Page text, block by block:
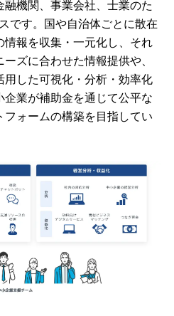
融機関、事業会社、士業のた
です。国や自治体ごとに散在
情報を収集・一元化し、それ
ズに合わせた情報提供や、
用した可視化・分析・効率化
業が補助金を通じて公平な
フォームの構築を目指してい